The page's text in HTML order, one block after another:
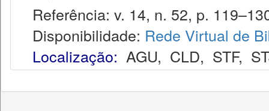
Referência: v. 14, n. 52, p.
Disponibilidade: Rede Virtual de
Localização: AGU, CLD, STF,